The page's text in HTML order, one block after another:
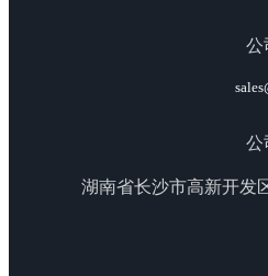
公
公
湖南省长沙市高新开发